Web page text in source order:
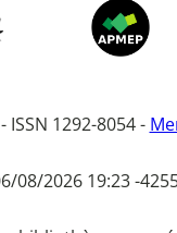
ISSN 1292-8054 -
08/2026 19:23 -